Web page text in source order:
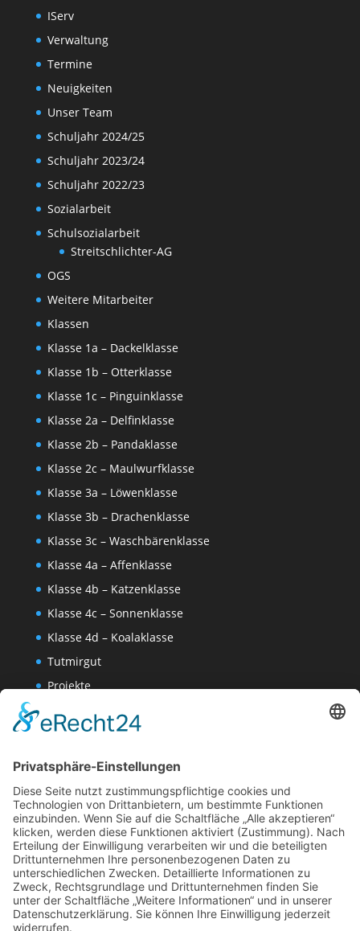
IServ
Verwaltung
Termine
Neuigkeiten
Unser Team
Schuljahr 2024/25
Schuljahr 2023/24
Schuljahr 2022/23
Sozialarbeit
Schulsozialarbeit
Streitschlichter-AG
OGS
Weitere Mitarbeiter
Klassen
Klasse 1a – Dackelklasse
Klasse 1b – Otterklasse
Klasse 1c – Pinguinklasse
Klasse 2a – Delfinklasse
Klasse 2b – Pandaklasse
Klasse 2c – Maulwurfklasse
Klasse 3a – Löwenklasse
Klasse 3b – Drachenklasse
Klasse 3c – Waschbärenklasse
Klasse 4a – Affenklasse
Klasse 4b – Katzenklasse
Klasse 4c – Sonnenklasse
Klasse 4d – Koalaklasse
Tutmirgut
Projekte
Wissenschaften-AG
Datenschutzerklärung
Website Administration